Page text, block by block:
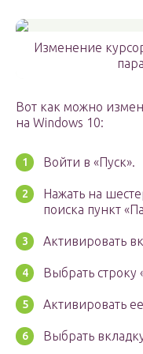
Изменение
Вот как можно
на Windows 10:
Войти в «Пуск».
Нажать на
поиска пункт
Активировать
Выбрать строку
Активировать
Выбрать